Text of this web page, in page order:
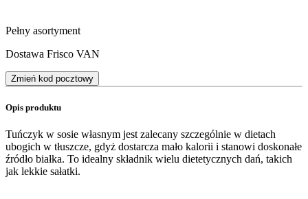
Pełny asortyment
Dostawa Frisco VAN
Zmień kod pocztowy
Opis produktu
Tuńczyk w sosie własnym jest zalecany szczególnie w dietach
ubogich w tłuszcze, gdyż dostarcza mało kalorii i stanowi doskonałe
źródło białka. To idealny składnik wielu dietetycznych dań, takich
jak lekkie sałatki.